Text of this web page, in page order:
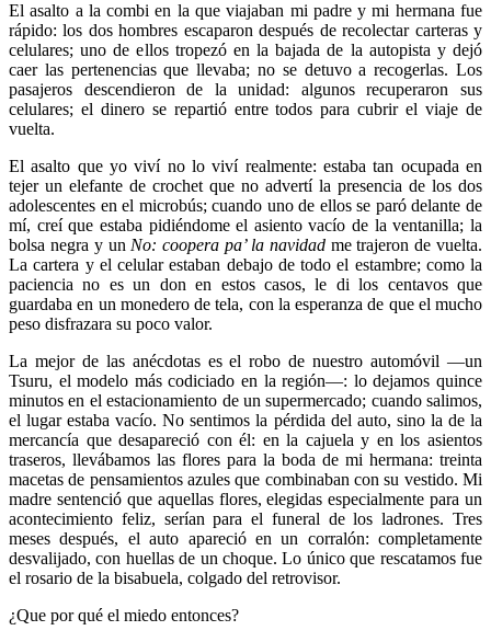
El asalto a la combi en la que viajaban mi padre y mi hermana fue
rápido: los dos hombres escaparon después de recolectar carteras y
celulares; uno de ellos tropezó en la bajada de la autopista y dejó
caer las pertenencias que llevaba; no se detuvo a recogerlas. Los
pasajeros descendieron de la unidad: algunos recuperaron sus
celulares; el dinero se repartió entre todos para cubrir el viaje de
vuelta.
El asalto que yo viví no lo viví realmente: estaba tan ocupada en
tejer un elefante de crochet que no advertí la presencia de los dos
adolescentes en el microbús; cuando uno de ellos se paró delante de
mí, creí que estaba pidiéndome el asiento vacío de la ventanilla; la
bolsa negra y unNo: coopera pa’ la navidadme trajeron de vuelta.
La cartera y el celular estaban debajo de todo el estambre; como la
paciencia no es un don en estos casos, le di los centavos que
guardaba en un monedero de tela, con la esperanza de que el mucho
peso disfrazara su poco valor.
La mejor de las anécdotas es el robo de nuestro automóvil —un
Tsuru, el modelo más codiciado en la región—: lo dejamos quince
minutos en el estacionamiento de un supermercado; cuando salimos,
el lugar estaba vacío. No sentimos la pérdida del auto, sino la de la
mercancía que desapareció con él: en la cajuela y en los asientos
traseros, llevábamos las flores para la boda de mi hermana: treinta
macetas de pensamientos azules que combinaban con su vestido. Mi
madre sentenció que aquellas flores, elegidas especialmente para un
acontecimiento feliz, serían para el funeral de los ladrones. Tres
meses después, el auto apareció en un corralón: completamente
desvalijado, con huellas de un choque. Lo único que rescatamos fue
el rosario de la bisabuela, colgado del retrovisor.
¿Que por qué el miedo entonces?